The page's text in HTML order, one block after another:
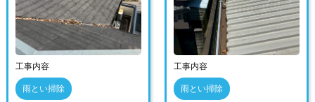
工事内容
雨とい掃除
工事内容
雨とい掃除